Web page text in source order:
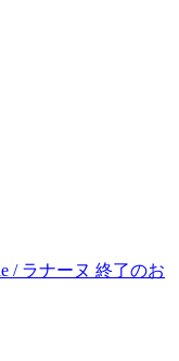
/ ラナーヌ 終了のお